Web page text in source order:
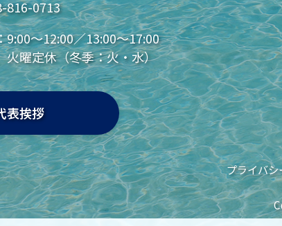
816-0713
9:00～12:00／13:00～17:00
火曜定休（冬季：火・水）
表挨拶
プライバシ